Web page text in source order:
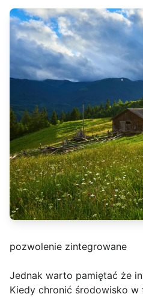
pozwolenie zintegrowane
Jednak warto pamiętać że
Kiedy chronić środowisko